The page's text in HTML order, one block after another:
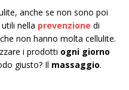
anche se non sono poi
nella prevenzione di
non hanno molta cellulite.
i prodotti ogni giorno
giusto? Il massaggio.